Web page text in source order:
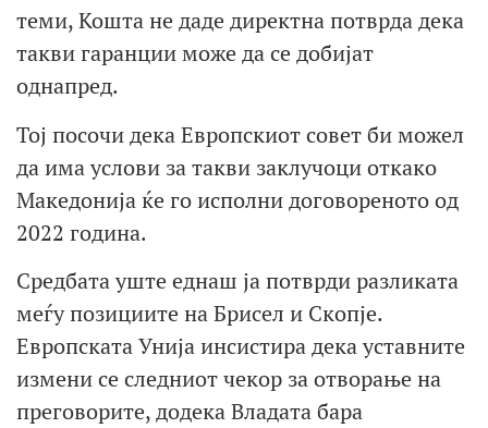
теми, Кошта не даде директна потврда дека
такви гаранции може да се добијат
однапред.
Тој посочи дека Европскиот совет би можел
да има услови за такви заклучоци откако
Македонија ќе го исполни договореното од
2022 година.
Средбата уште еднаш ја потврди разликата
меѓу позициите на Брисел и Скопје.
Европската Унија инсистира дека уставните
измени се следниот чекор за отворање на
преговорите, додека Владата бара